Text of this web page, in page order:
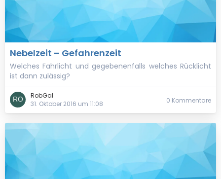
Nebelzeit – Gefahrenzeit
Welches Fahrlicht und gegebenenfalls welches Rücklicht
ist dann zulässig?
RobGal
31. Oktober 2016 um 11:08
0 Kommentare